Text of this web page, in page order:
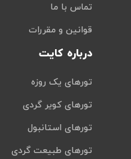
تماس با ما
قوانین و مقررات
درباره کایت
تورهای یک روزه
تورهای کویر گردی
تورهای استانبول
تورهای طبیعت گردی